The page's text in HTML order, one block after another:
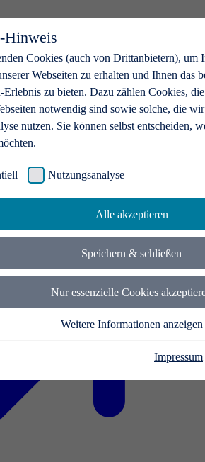
Hinweis
Cookies (auch von Drittanbietern), um
Webseiten zu erhalten und Ihnen das
Erlebnis zu bieten. Dazu zählen Cookies,
notwendig sind sowie solche, die
nutzen. Sie können selbst entscheiden,
Nutzungsanalyse
Alle akzeptieren
Speichern & schließen
Nur essenzielle Cookies
Weitere Informationen anzeigen
Impressum
Ideen eine Bühne